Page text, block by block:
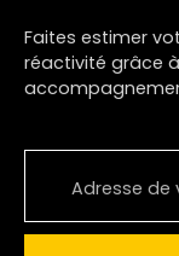
Faites estimer
réactivité grâce
Adresse de